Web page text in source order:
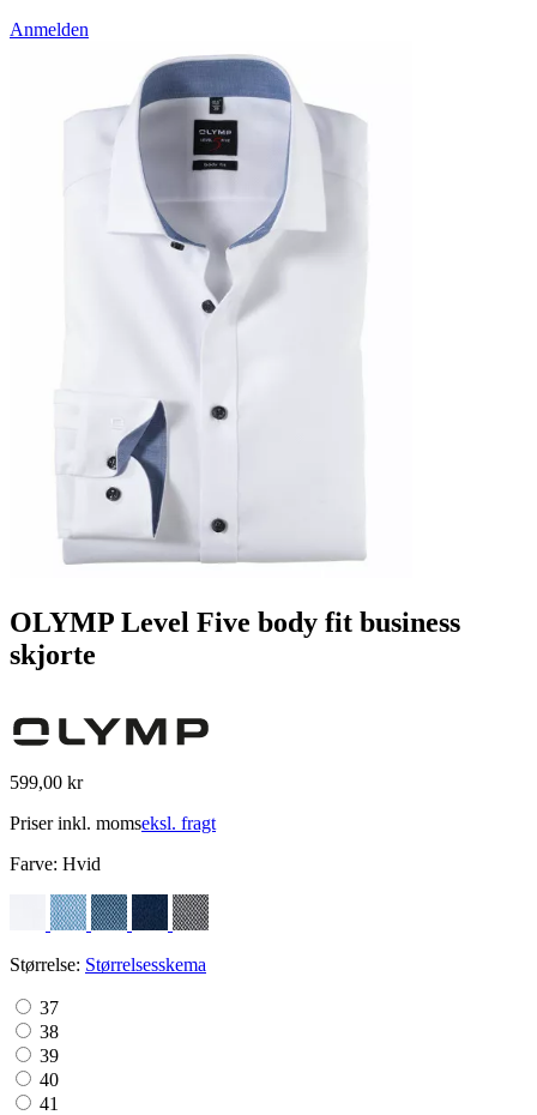
Anmelden
OLYMP Level Five body fit business
skjorte
599,00 kr
Priser inkl. momseksl. fragt
Farve: Hvid
Størrelse: Størrelsesskema
37
38
39
40
41